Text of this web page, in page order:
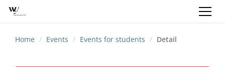
EN
Home Events Events for students Detail